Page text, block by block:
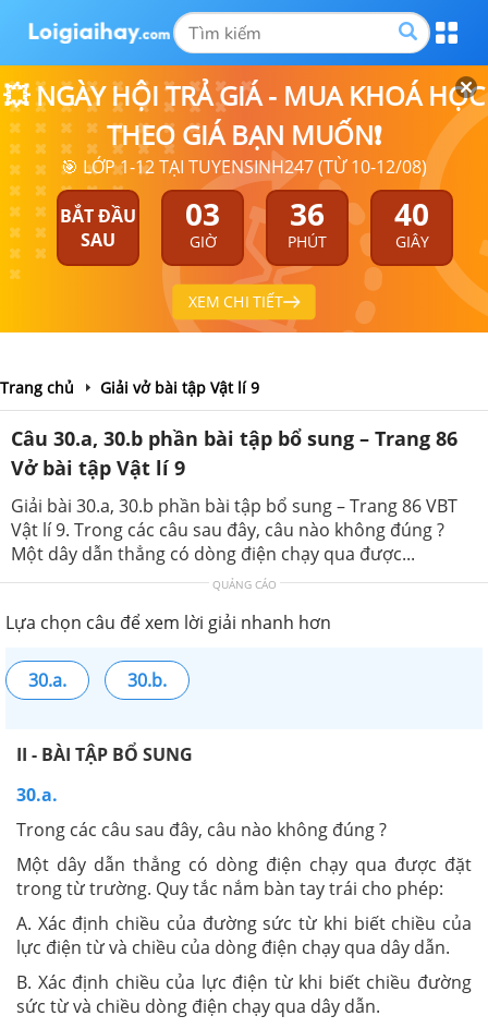
💥 NGÀY HỘI TRẢ GIÁ - MUA KHOÁ HỌC
THEO GIÁ BẠN MUỐN❗
🎯 LỚP 1-12 TẠI TUYENSINH247 (TỪ 10-12/08)
BẮT ĐẦU
SAU
03
GIỜ
36
PHÚT
39
GIÂY
XEM CHI TIẾT
Trang chủ Giải vở bài tập Vật lí 9
Câu 30.a, 30.b phần bài tập bổ sung – Trang 86
Vở bài tập Vật lí 9
Giải bài 30.a, 30.b phần bài tập bổ sung – Trang 86 VBT
Vật lí 9. Trong các câu sau đây, câu nào không đúng ?
Một dây dẫn thẳng có dòng điện chạy qua được...
QUẢNG CÁO
Lựa chọn câu để xem lời giải nhanh hơn
30.a. 30.b.
II - BÀI TẬP BỔ SUNG
30.a.
Trong các câu sau đây, câu nào không đúng ?
Một dây dẫn thẳng có dòng điện chạy qua được đặt
trong từ trường. Quy tắc nắm bàn tay trái cho phép:
A. Xác định chiều của đường sức từ khi biết chiều của
lực điện từ và chiều của dòng điện chạy qua dây dẫn.
B. Xác định chiều của lực điện từ khi biết chiều đường
sức từ và chiều dòng điện chạy qua dây dẫn.